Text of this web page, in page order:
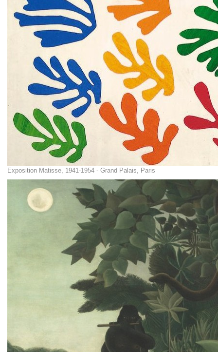
Exposition Matisse, 1941-1954 - Grand Palais, Paris